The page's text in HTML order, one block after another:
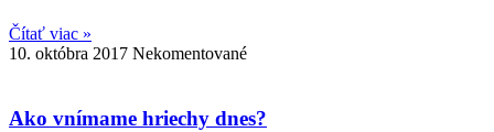
Čítať viac »
10. októbra 2017 Nekomentované
Ako vnímame hriechy dnes?